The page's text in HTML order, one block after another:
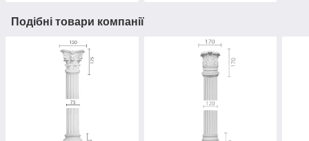
Подібні товари компанії